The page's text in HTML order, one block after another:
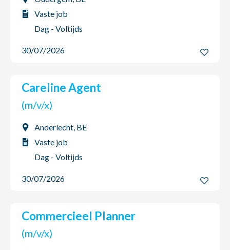
Vaste job
Dag - Voltijds
30/07/2026
Careline Agent
(m/v/x)
Anderlecht, BE
Vaste job
Dag - Voltijds
30/07/2026
Commercieel Planner
(m/v/x)